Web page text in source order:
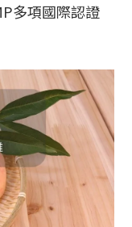
多項國際認證